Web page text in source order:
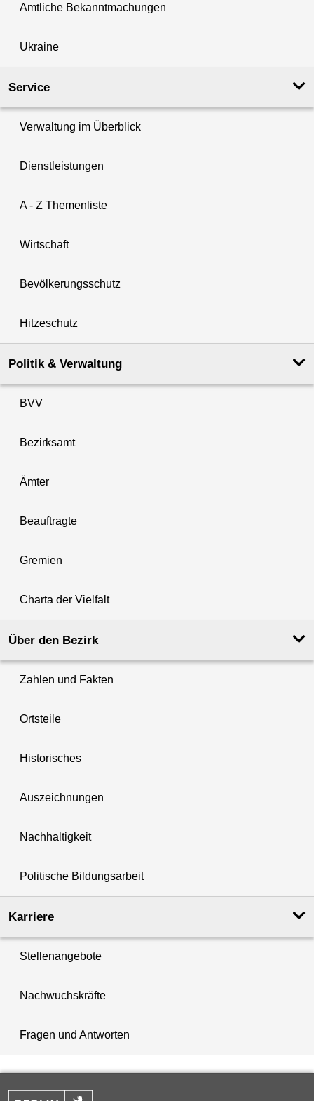
Amtliche Bekanntmachungen
Ukraine
Service
Verwaltung im Überblick
Dienstleistungen
A - Z Themenliste
Wirtschaft
Bevölkerungsschutz
Hitzeschutz
Politik & Verwaltung
BVV
Bezirksamt
Ämter
Beauftragte
Gremien
Charta der Vielfalt
Über den Bezirk
Zahlen und Fakten
Ortsteile
Historisches
Auszeichnungen
Nachhaltigkeit
Politische Bildungsarbeit
Karriere
Stellenangebote
Nachwuchskräfte
Fragen und Antworten